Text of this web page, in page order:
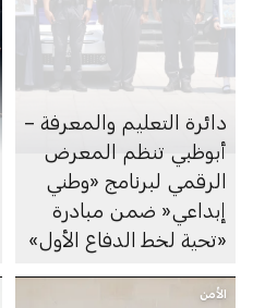
دائرة التعليم والمعرفة –
أبوظبي تنظم المعرض
الرقمي لبرنامج «وطني
إبداعي« ضمن مبادرة
«تحية لخط الدفاع الأول»
الأمن